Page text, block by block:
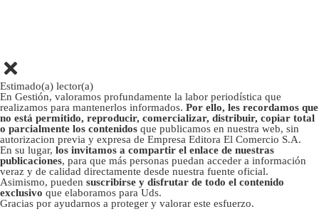
Estimado(a) lector(a)
En Gestión, valoramos profundamente la labor periodística que
realizamos para mantenerlos informados. Por ello, les recordamos que
no está permitido, reproducir, comercializar, distribuir, copiar total
o parcialmente los contenidos que publicamos en nuestra web, sin
autorizacion previa y expresa de Empresa Editora El Comercio S.A.
En su lugar, los invitamos a compartir el enlace de nuestras
publicaciones, para que más personas puedan acceder a información
veraz y de calidad directamente desde nuestra fuente oficial.
Asimismo, pueden suscribirse y disfrutar de todo el contenido
exclusivo que elaboramos para Uds.
Gracias por ayudarnos a proteger y valorar este esfuerzo.